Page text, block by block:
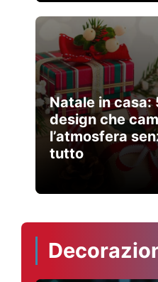
Natale in
design che
l’atmosfera
tutto